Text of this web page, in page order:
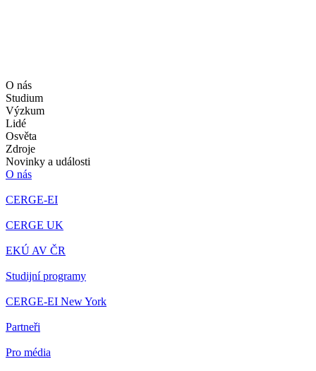
O nás
Studium
Výzkum
Lidé
Osvěta
Zdroje
Novinky a události
O nás
CERGE-EI
CERGE UK
EKÚ AV ČR
Studijní programy
CERGE-EI New York
Partneři
Pro média